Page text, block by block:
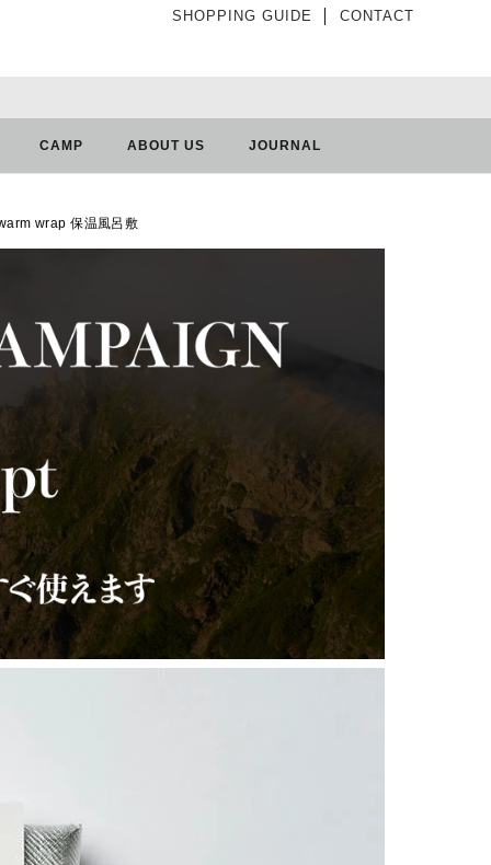
SHOPPING GUIDE CONTACT
CAMP ABOUT US JOURNAL
wrap 保温風呂敷